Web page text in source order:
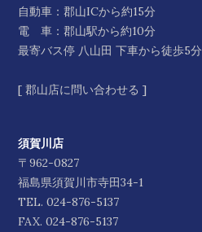
自動車：郡山ICから約15分
電 車：郡山駅から約10分
最寄バス停 八山田 下車から徒歩5分
[郡山店に問い合わせる ]
須賀川店
〒962-0827
福島県須賀川市寺田34-1
TEL.024-876-5137
FAX. 024-876-5137